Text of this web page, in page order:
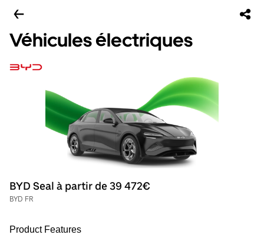
Véhicules électriques
BYD Seal à partir de 39 472€
BYD FR
Product Features